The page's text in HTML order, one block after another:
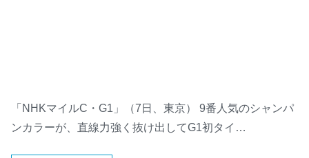
「NHKマイルC・G1」（7日、東京） 9番人気のシャンパ
ンカラーが、直線力強く抜け出してG1初タイ…